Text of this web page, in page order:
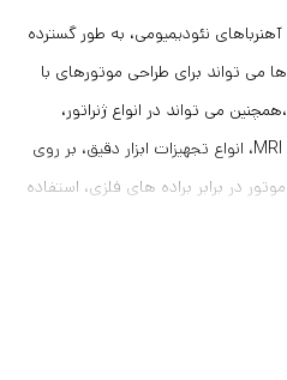
نئودیمیومی، به طور گسترده
می تواند برای طراحی موتورهای با
می تواند در انواع ژنراتور،
تجهیزات صوتی پیشرفته، تجهیزات MRI، انواع تجهیزات ابزار دقیق، بر روی
در برابر براده های فلزی، استفاده
در صنعت چاپ و ... استفاده شود‏.‏توجه